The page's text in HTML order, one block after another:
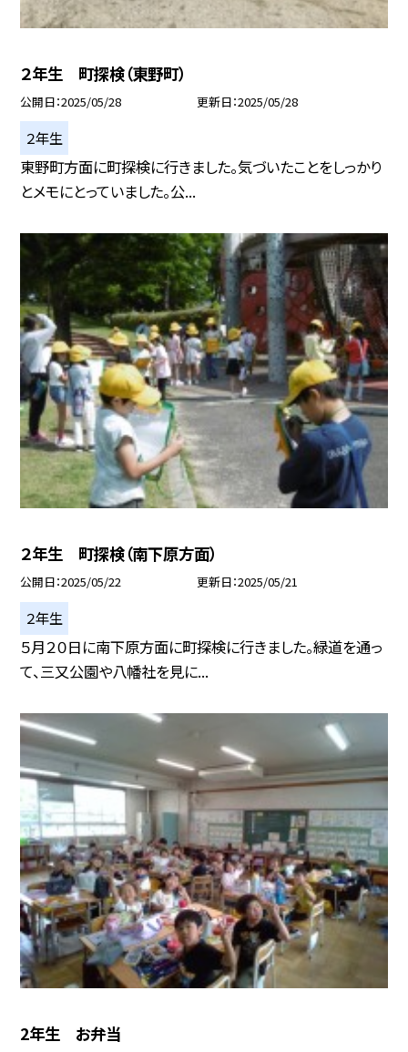
２年生 町探検（東野町）
公開日 2025/05/28 更新日 2025/05/28
２年生
東野町方面に町探検に行きました。気づいたことをしっかり
とメモにとっていました。公...
２年生 町探検（南下原方面）
公開日 2025/05/22 更新日 2025/05/21
２年生
５月２０日に南下原方面に町探検に行きました。緑道を通っ
て、三又公園や八幡社を見に...
2年生 お弁当